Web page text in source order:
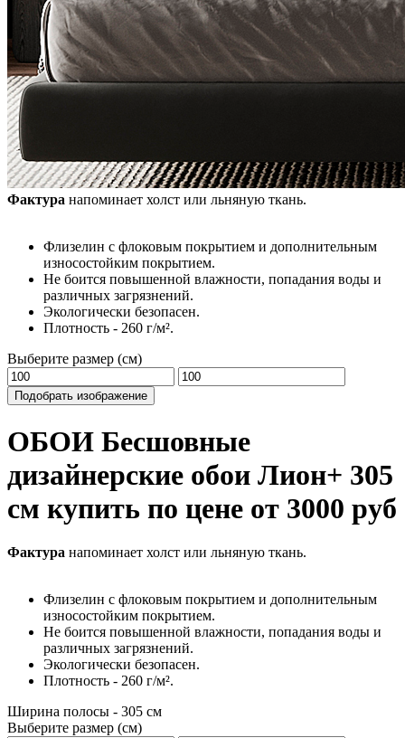
Фактура напоминает холст или льняную ткань.
Флизелин с флоковым покрытием и дополнительным
износостойким покрытием.
Не боится повышенной влажности, попадания воды и
различных загрязнений.
Экологически безопасен.
Плотность - 260 г/м².
Выберите размер (см)
Подобрать изображение
ОБОИ Бесшовные
дизайнерские обои Лион+ 305
см купить по цене от 3000 руб
Фактура напоминает холст или льняную ткань.
Флизелин с флоковым покрытием и дополнительным
износостойким покрытием.
Не боится повышенной влажности, попадания воды и
различных загрязнений.
Экологически безопасен.
Плотность - 260 г/м².
Ширина полосы - 305 см
Выберите размер (см)